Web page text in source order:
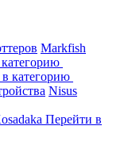
Markfish
категорию
Nisus
Перейти в